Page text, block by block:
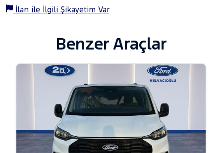
İlan ile İlgili Şikayetim Var
Benzer Araçlar